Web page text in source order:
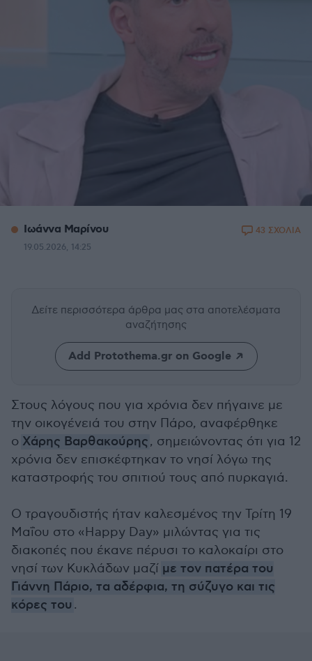
Ιωάννα Μαρίνου
19.05.2026, 14:25
43 ΣΧΟΛΙΑ
Δείτε περισσότερα άρθρα μας στα αποτελέσματα
αναζήτησης
Add Protothema.gr on Google
Στους λόγους που για χρόνια δεν πήγαινε με
την οικογένειά του στην Πάρο, αναφέρθηκε
ο Χάρης Βαρθακούρης, σημειώνοντας ότι για 12
χρόνια δεν επισκέφτηκαν το νησί λόγω της
καταστροφής του σπιτιού τους από πυρκαγιά.
Ο τραγουδιστής ήταν καλεσμένος την Τρίτη 19
Μαΐου στο «Happy Day» μιλώντας για τις
διακοπές που έκανε πέρυσι το καλοκαίρι στο
νησί των Κυκλάδων μαζί με τον πατέρα του
Γιάννη Πάριο, τα αδέρφια, τη σύζυγο και τις
κόρες του .